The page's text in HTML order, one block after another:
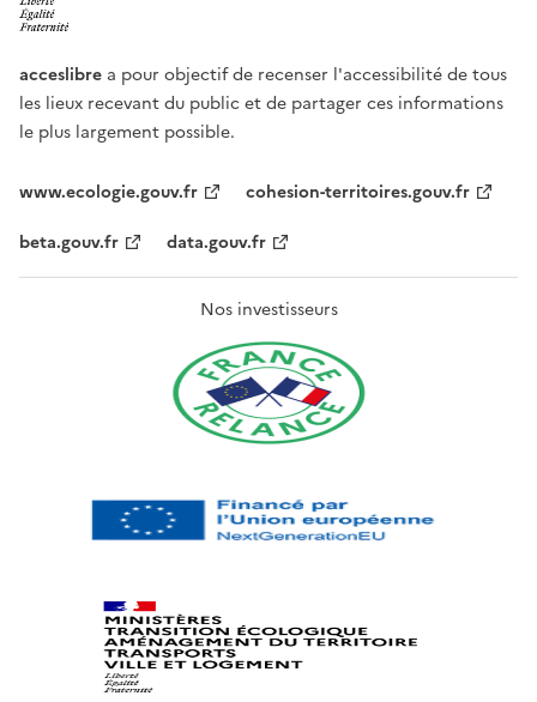
acceslibre a pour objectif de recenser l'accessibilité de tous
les lieux recevant du public et de partager ces informations
le plus largement possible.
www.ecologie.gouv.fr
cohesion-territoires.gouv.fr
beta.gouv.fr
data.gouv.fr
Nos investisseurs